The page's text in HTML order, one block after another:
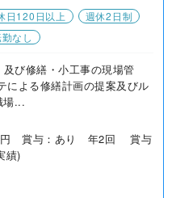
日120日以上
週休2日制
なし
び修繕・小工事の現場管
による修繕計画の提案及びル
場...
円 賞与：あり 年2回 賞与
績)